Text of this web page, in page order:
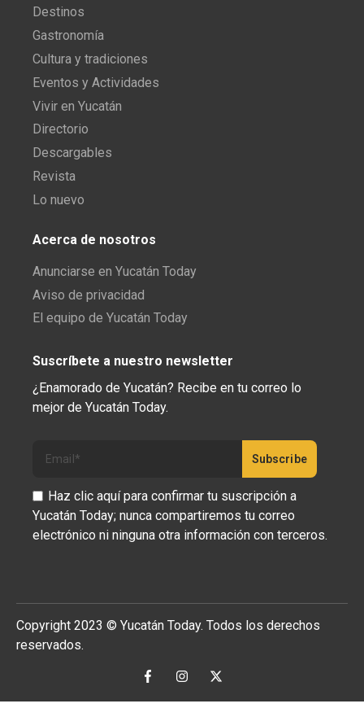
Destinos
Gastronomía
Cultura y tradiciones
Eventos y Actividades
Vivir en Yucatán
Directorio
Descargables
Revista
Lo nuevo
Acerca de nosotros
Anunciarse en Yucatán Today
Aviso de privacidad
El equipo de Yucatán Today
Suscríbete a nuestro newsletter
¿Enamorado de Yucatán? Recibe en tu correo lo
mejor de Yucatán Today.
Haz clic aquí para confirmar tu suscripción a
Yucatán Today; nunca compartiremos tu correo
electrónico ni ninguna otra información con terceros.
Copyright 2023 © Yucatán Today. Todos los derechos
reservados.